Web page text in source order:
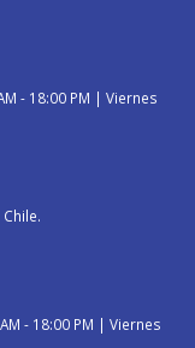
- 18:00 PM | Viernes
- 18:00 PM | Viernes